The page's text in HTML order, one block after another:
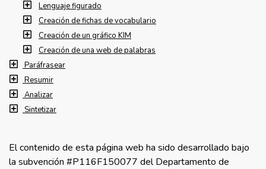
Lenguaje figurado
Creación de fichas de vocabulario
Creación de un gráfico KIM
Creación de una web de palabras
Paráfrasear
Resumir
Analizar
Sintetizar
El contenido de esta página web ha sido desarrollado bajo
la subvención #P116F150077 del Departamento de